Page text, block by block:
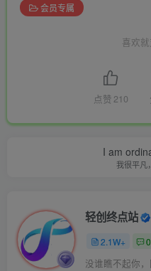
会员专属
喜欢
点赞 210
I am
我很平凡
轻创终点站
2.1W+ 0